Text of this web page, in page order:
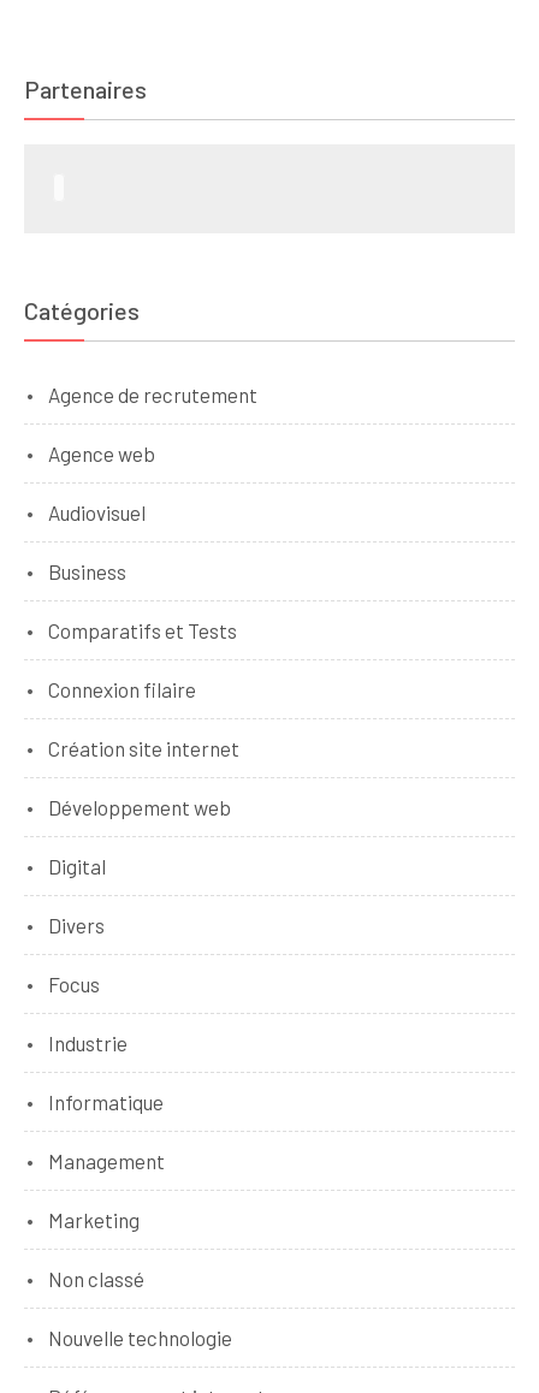
Partenaires
Catégories
Agence de recrutement
Agence web
Audiovisuel
Business
Comparatifs et Tests
Connexion filaire
Création site internet
Développement web
Digital
Divers
Focus
Industrie
Informatique
Management
Marketing
Non classé
Nouvelle technologie